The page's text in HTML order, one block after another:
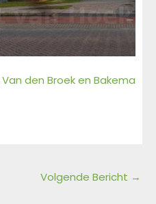
Van den Broek en Bakema
Volgende Bericht →